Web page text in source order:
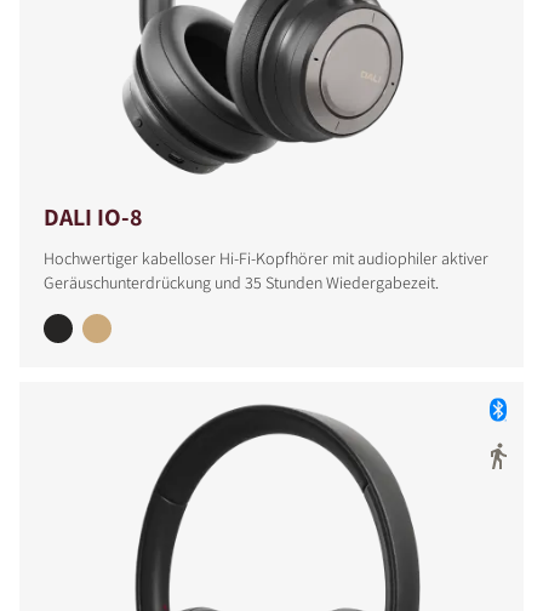
DALI IO-8
Hochwertiger kabelloser Hi-Fi-Kopfhörer mit audiophiler aktiver
Geräuschunterdrückung und 35 Stunden Wiedergabezeit.
PRODUKTE VERGLEICHEN